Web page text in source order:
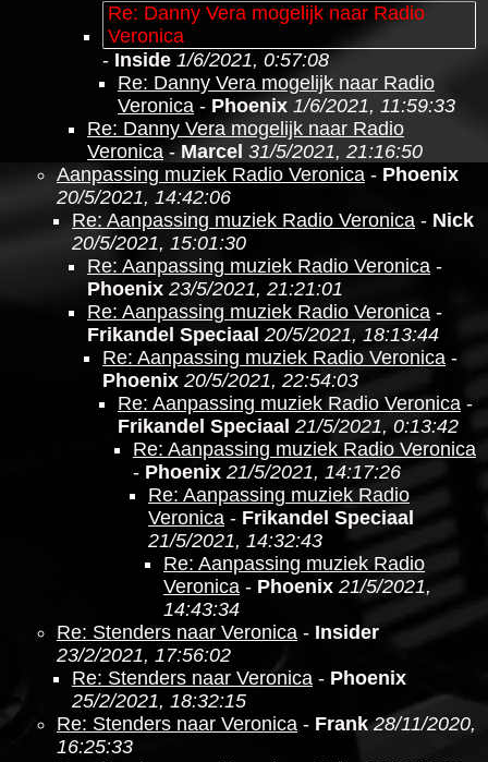
Re: Danny Vera mogelijk naar Radio
Veronica
- Inside 1/6/2021, 0:57:08
Re: Danny Vera mogelijk naar Radio
Veronica - Phoenix 1/6/2021, 11:59:33
Re: Danny Vera mogelijk naar Radio
Veronica - Marcel 31/5/2021, 21:16:50
Aanpassing muziek Radio Veronica - Phoenix
20/5/2021, 14:42:06
Re: Aanpassing muziek Radio Veronica - Nick
20/5/2021, 15:01:30
Re: Aanpassing muziek Radio Veronica -
Phoenix 23/5/2021, 21:21:01
Re: Aanpassing muziek Radio Veronica -
Frikandel Speciaal 20/5/2021, 18:13:44
Re: Aanpassing muziek Radio Veronica -
Phoenix 20/5/2021, 22:54:03
Re: Aanpassing muziek Radio Veronica -
Frikandel Speciaal 21/5/2021, 0:13:42
Re: Aanpassing muziek Radio Veronica
- Phoenix 21/5/2021, 14:17:26
Re: Aanpassing muziek Radio
Veronica - Frikandel Speciaal
21/5/2021, 14:32:43
Re: Aanpassing muziek Radio
Veronica - Phoenix 21/5/2021,
14:43:34
Re: Stenders naar Veronica - Insider
23/2/2021, 17:56:02
Re: Stenders naar Veronica - Phoenix
25/2/2021, 18:32:15
Re: Stenders naar Veronica - Frank 28/11/2020,
16:25:33